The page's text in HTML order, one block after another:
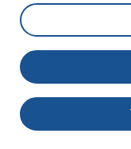
Le jeudi 28
de la Tour
Inscription